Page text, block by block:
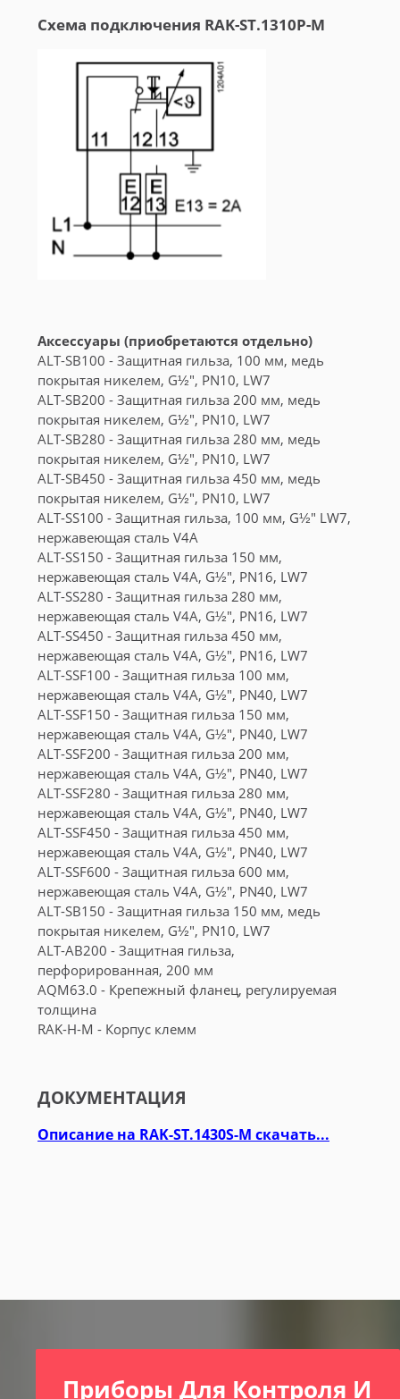
Схема подключения RAK-ST.1310P-M
Аксессуары (приобретаются отдельно)
ALT-SB100 - Защитная гильза, 100 мм, медь
покрытая никелем, G½", PN10, LW7
ALT-SB200 - Защитная гильза 200 мм, медь
покрытая никелем, G½", PN10, LW7
ALT-SB280 - Защитная гильза 280 мм, медь
покрытая никелем, G½", PN10, LW7
ALT-SB450 - Защитная гильза 450 мм, медь
покрытая никелем, G½", PN10, LW7
ALT-SS100 - Защитная гильза, 100 мм, G½" LW7,
нержавеющая сталь V4A
ALT-SS150 - Защитная гильза 150 мм,
нержавеющая сталь V4A, G½", PN16, LW7
ALT-SS280 - Защитная гильза 280 мм,
нержавеющая сталь V4A, G½", PN16, LW7
ALT-SS450 - Защитная гильза 450 мм,
нержавеющая сталь V4A, G½", PN16, LW7
ALT-SSF100 - Защитная гильза 100 мм,
нержавеющая сталь V4A, G½", PN40, LW7
ALT-SSF150 - Защитная гильза 150 мм,
нержавеющая сталь V4A, G½", PN40, LW7
ALT-SSF200 - Защитная гильза 200 мм,
нержавеющая сталь V4A, G½", PN40, LW7
ALT-SSF280 - Защитная гильза 280 мм,
нержавеющая сталь V4A, G½", PN40, LW7
ALT-SSF450 - Защитная гильза 450 мм,
нержавеющая сталь V4A, G½", PN40, LW7
ALT-SSF600 - Защитная гильза 600 мм,
нержавеющая сталь V4A, G½", PN40, LW7
ALT-SB150 - Защитная гильза 150 мм, медь
покрытая никелем, G½", PN10, LW7
ALT-AB200 - Защитная гильза,
перфорированная, 200 мм
AQM63.0 - Крепежный фланец, регулируемая
толщина
RAK-H-M - Корпус клемм
ДОКУМЕНТАЦИЯ
Описание на RAK-ST.1430S-M скачать...
Приборы Для Контроля И